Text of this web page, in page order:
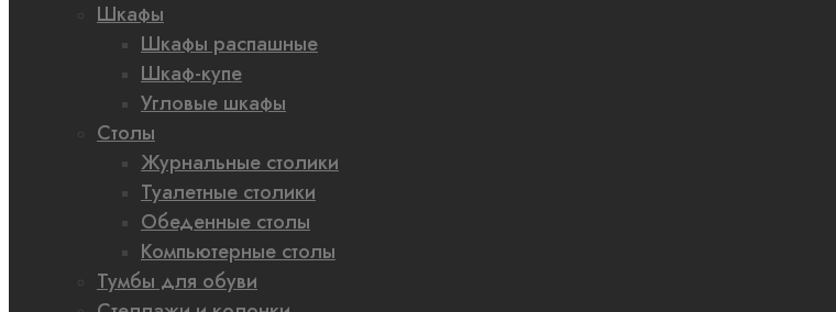
Шкафы
Шкафы распашные
Шкаф-купе
Угловые шкафы
Столы
Журнальные столики
Туалетные столики
Обеденные столы
Компьютерные столы
Тумбы для обуви